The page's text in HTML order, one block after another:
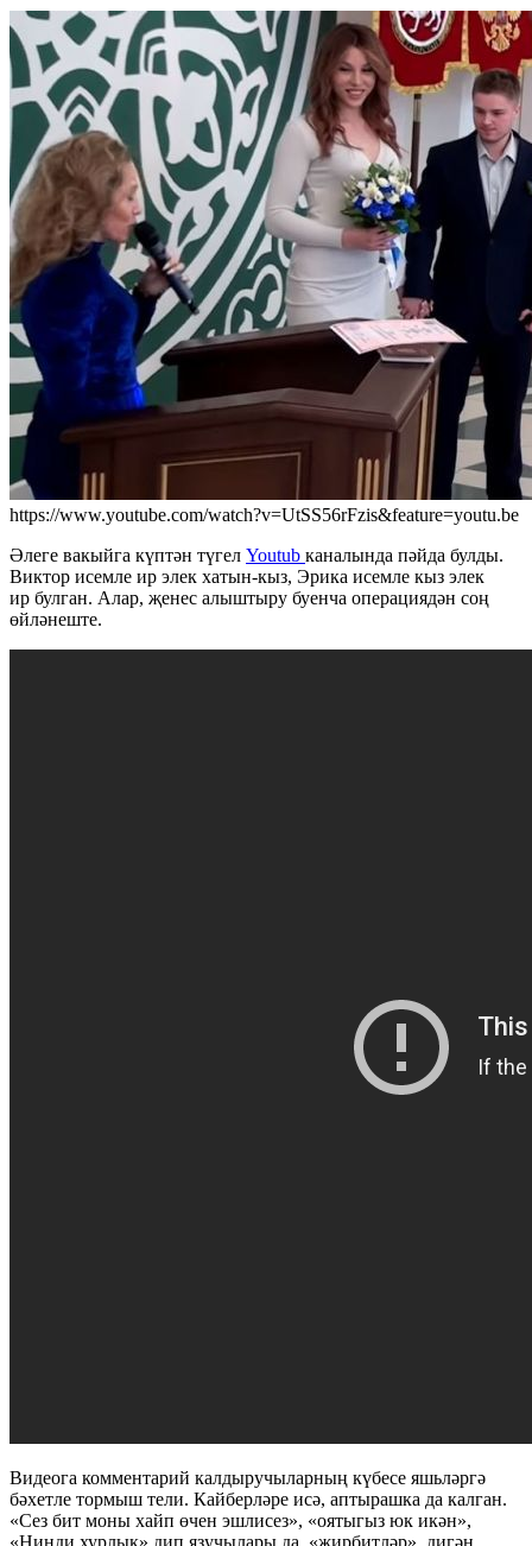
https://www.youtube.com/watch?v=UtSS56rFzis&feature=youtu.be
Әлеге вакыйга күптән түгел Youtub каналында пәйда булды.
Виктор исемле ир элек хатын-кыз, Эрика исемле кыз элек
ир булган. Алар, җенес алыштыру буенча операциядән соң
өйләнеште.
Видеога комментарий калдыручыларның күбесе яшьләргә
бәхетле тормыш тели. Кайберләре исә, аптырашка да калган.
«Сез бит моны хайп өчен эшлисез», «оятыгыз юк икән»,
«Нинди хурлык» дип язучылары да, «җирбитләр», дигән